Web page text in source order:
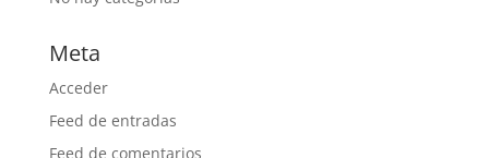
Meta
Acceder
Feed de entradas
Feed de comentarios